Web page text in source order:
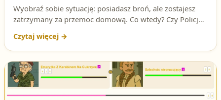
Wyobraź sobie sytuację: posiadasz broń, ale zostajesz
zatrzymany za przemoc domową. Co wtedy? Czy Policja
nie jest teoria – to pytanie, które może pojawić się na
egzaminie na patent strzelecki. Sprawdź, czy znasz
odpowiedź i przygotuj się do testów!